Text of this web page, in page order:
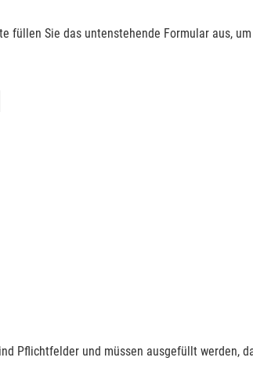
füllen Sie das untenstehende Formular aus,
Pflichtfelder und müssen ausgefüllt werden,